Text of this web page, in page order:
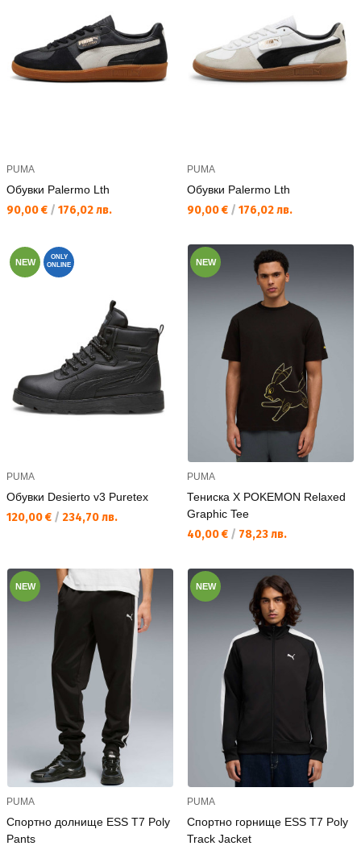
PUMA
Обувки Palermo Lth
Текуща цена:
90,00 € / 176,02 лв.
PUMA
Обувки Palermo Lth
Текуща цена:
90,00 € / 176,02 лв.
NEW
ONLY
ONLINE
PUMA
Обувки Desierto v3 Puretex
Текуща цена:
120,00 € / 234,70 лв.
NEW
PUMA
Тениска X POKEMON Relaxed
Graphic Tee
Текуща цена:
40,00 € / 78,23 лв.
NEW
PUMA
Спортно долнище ESS T7 Poly
Pants
NEW
PUMA
Спортно горнище ESS T7 Poly
Track Jacket